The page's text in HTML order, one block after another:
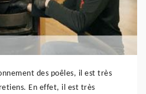
des poêles, il est très
En effet, il est très